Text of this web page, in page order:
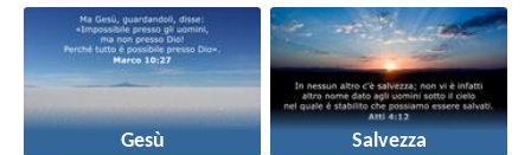
Gesù Salvezza